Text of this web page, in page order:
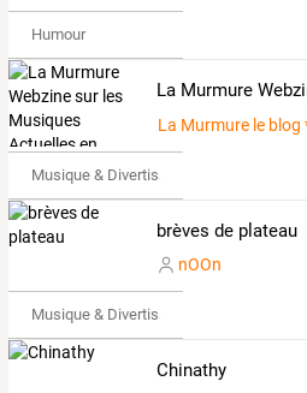
Humour
La Murmure le
Musique & Divertissements
brèves de plateau
nOOn
Musique & Divertissements
Chinathy